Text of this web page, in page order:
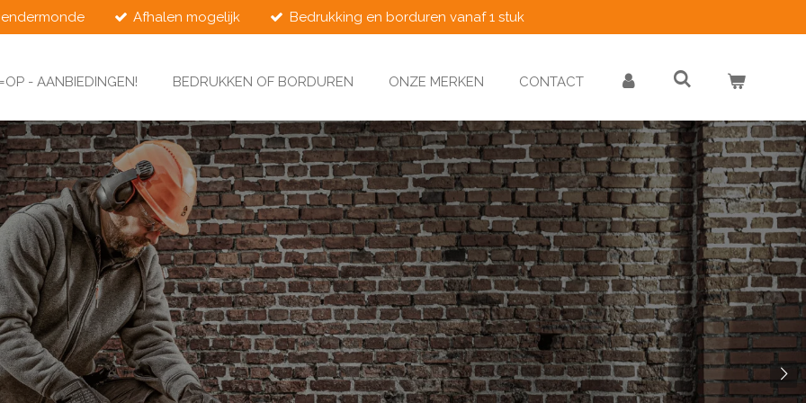
Afhalen mogelijk Bedrukking en borduren vanaf 1 stuk
- AANBIEDINGEN! BEDRUKKEN OF BORDUREN ONZE MERKEN CONTACT